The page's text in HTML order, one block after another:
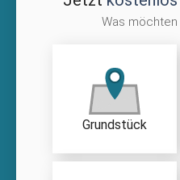
Was
Grundstück